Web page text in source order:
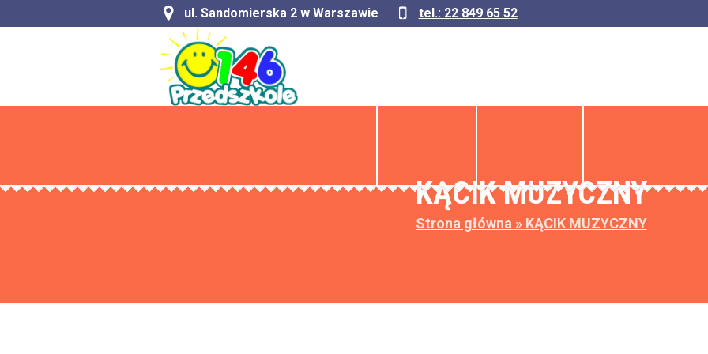
ul. Sandomierska 2 w Warszawie tel.: 22 849 65 52
KĄCIK MUZYCZNY
Strona główna » KĄCIK MUZYCZNY